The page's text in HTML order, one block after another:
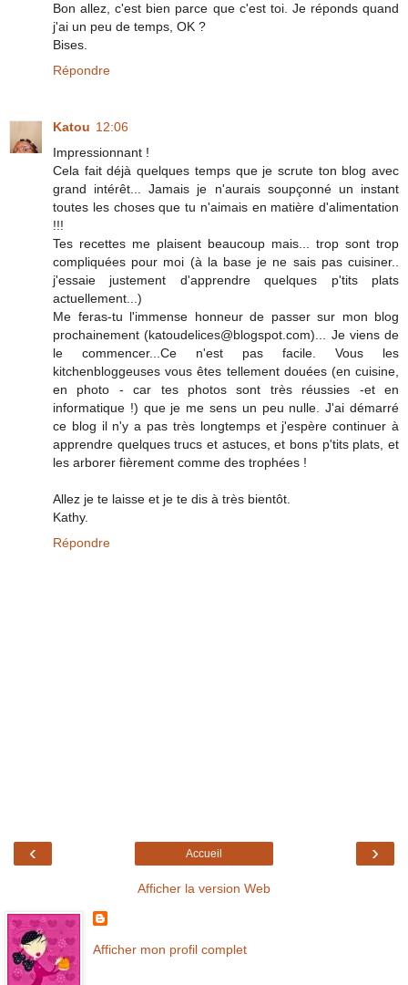
Bon allez, c'est bien parce que c'est toi. Je réponds quand
j'ai un peu de temps, OK ?
Bises.
Répondre
Katou 12:06
Impressionnant !
Cela fait déjà quelques temps que je scrute ton blog avec
grand intérêt... Jamais je n'aurais soupçonné un instant
toutes les choses que tu n'aimais en matière d'alimentation
!!!
Tes recettes me plaisent beaucoup mais... trop sont trop
compliquées pour moi (à la base je ne sais pas cuisiner..
j'essaie justement d'apprendre quelques p'tits plats
actuellement...)
Me feras-tu l'immense honneur de passer sur mon blog
prochainement (katoudelices@blogspot.com)... Je viens de
le commencer...Ce n'est pas facile. Vous les
kitchenbloggeuses vous êtes tellement douées (en cuisine,
en photo - car tes photos sont très réussies -et en
informatique !) que je me sens un peu nulle. J'ai démarré
ce blog il n'y a pas très longtemps et j'espère continuer à
apprendre quelques trucs et astuces, et bons p'tits plats, et
les arborer fièrement comme des trophées !
Allez je te laisse et je te dis à très bientôt.
Kathy.
Répondre
‹ ›
Accueil
Afficher la version Web
Afficher mon profil complet